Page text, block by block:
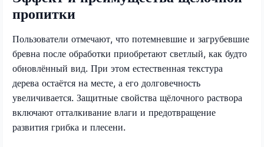
пропитки
Пользователи отмечают, что потемневшие и загрубевшие
бревна после обработки приобретают светлый, как будто
обновлённый вид. При этом естественная текстура
дерева остаётся на месте, а его долговечность
увеличивается. Защитные свойства щёлочного раствора
включают отталкивание влаги и предотвращение
развития грибка и плесени.